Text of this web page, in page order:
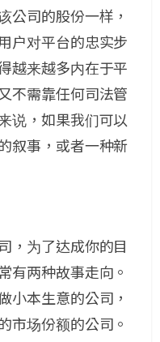
公司的股份一样，
户对平台的忠实步
越来越多内在于平
不需靠任何司法管
说，如果我们可以
叙事，或者一种新
，为了达成你的目
有两种故事走向。
小本生意的公司，
市场份额的公司。